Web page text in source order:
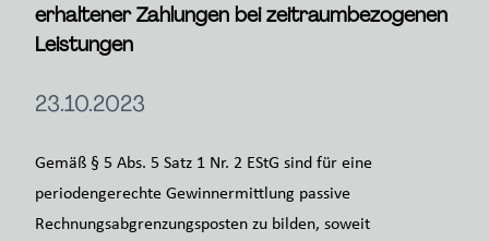
erhaltener Zahlungen bei zeitraumbezogenen
Leistungen
23.10.2023
Gemäß § 5 Abs. 5 Satz 1 Nr. 2 EStG sind für eine
periodengerechte Gewinnermittlung passive
Rechnungsabgrenzungsposten zu bilden, soweit